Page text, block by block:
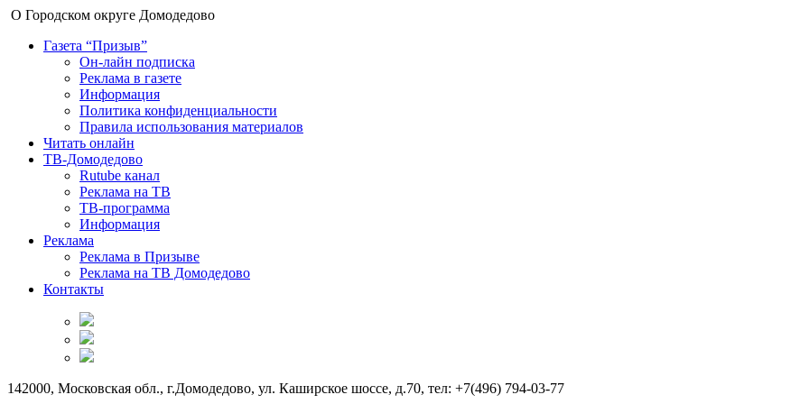
О Городском округе Домодедово
Газета “Призыв”
Он-лайн подписка
Реклама в газете
Информация
Политика конфиденциальности
Правила использования материалов
Читать онлайн
ТВ-Домодедово
Rutube канал
Реклама на ТВ
ТВ-программа
Информация
Реклама
Реклама в Призыве
Реклама на ТВ Домодедово
Контакты
142000, Московская обл., г.Домодедово, ул. Каширское шоссе, д.70, тел: +7(496) 794-03-77